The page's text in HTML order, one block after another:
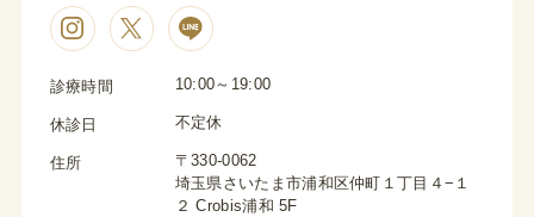
診療時間 10:00～19:00
休診日 不定休
住所
〒330-0062
埼玉県さいたま市浦和区仲町１丁目４−１
２ Crobis浦和 5F